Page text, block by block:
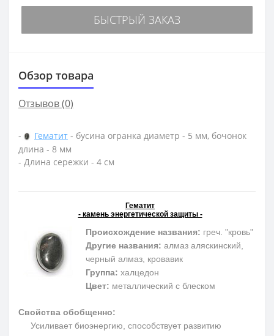
БЫСТРЫЙ ЗАКАЗ
Обзор товара
Отзывов (0)
- Гематит - бусина огранка диаметр - 5 мм, бочонок
длина - 8 мм
- Длина сережки - 4 см
Гематит
- камень энергетической защиты -
Происхождение названия: греч. "кровь"
Другие названия: алмаз аляскинский,
черный алмаз, кровавик
Группа: халцедон
Цвет: металлический с блеском
Свойства обобщенно:
Усиливает биоэнергию, способствует развитию